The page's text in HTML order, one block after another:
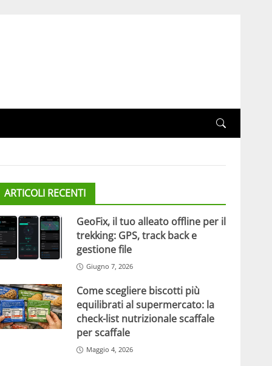
ARTICOLI RECENTI
GeoFix, il tuo alleato offline per il
trekking: GPS, track back e
gestione file
Giugno 7, 2026
Come scegliere biscotti più
equilibrati al supermercato: la
check-list nutrizionale scaffale
per scaffale
Maggio 4, 2026